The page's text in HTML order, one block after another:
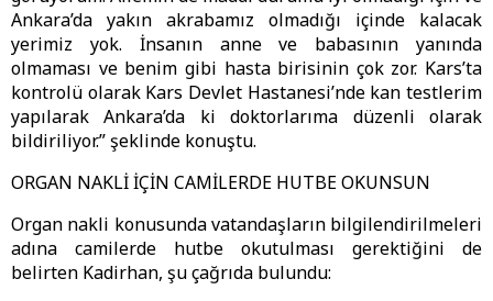
Ankara’da yakın akrabamız olmadığı içinde kalacak
yerimiz yok. İnsanın anne ve babasının yanında
olmaması ve benim gibi hasta birisinin çok zor. Kars’ta
kontrolü olarak Kars Devlet Hastanesi’nde kan testlerim
yapılarak Ankara’da ki doktorlarıma düzenli olarak
bildiriliyor.” şeklinde konuştu.
ORGAN NAKLİ İÇİN CAMİLERDE HUTBE OKUNSUN
Organ nakli konusunda vatandaşların bilgilendirilmeleri
adına camilerde hutbe okutulması gerektiğini de
belirten Kadirhan, şu çağrıda bulundu: